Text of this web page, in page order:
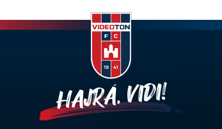
HAJRÁ, VIDI!